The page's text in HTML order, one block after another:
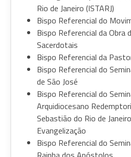
Rio de Janeiro (ISTARJ)
Bispo Referencial do
Bispo Referencial da Obra
Sacerdotais
Bispo Referencial da
Bispo Referencial do
de São José
Bispo Referencial do
Arquidiocesano
Sebastião do Rio de
Evangelização
Bispo Referencial do